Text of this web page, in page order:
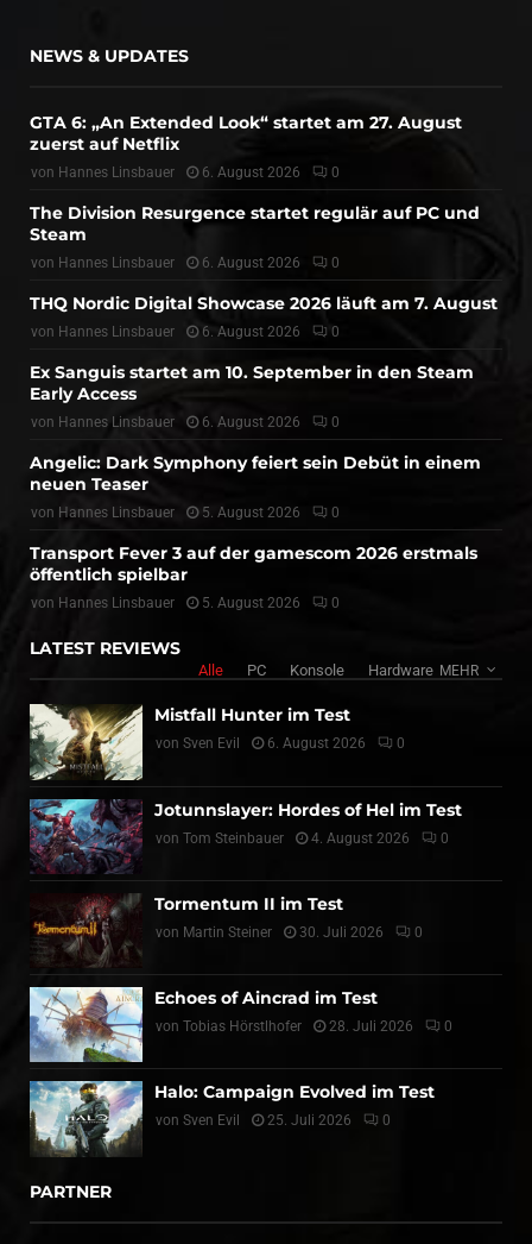
NEWS & UPDATES
GTA 6: „An Extended Look“ startet am 27. August
zuerst auf Netflix
von Hannes Linsbauer 6. August 2026 0
The Division Resurgence startet regulär auf PC und
Steam
von Hannes Linsbauer 6. August 2026 0
THQ Nordic Digital Showcase 2026 läuft am 7. August
von Hannes Linsbauer 6. August 2026 0
Ex Sanguis startet am 10. September in den Steam
Early Access
von Hannes Linsbauer 6. August 2026 0
Angelic: Dark Symphony feiert sein Debüt in einem
neuen Teaser
von Hannes Linsbauer 5. August 2026 0
Transport Fever 3 auf der gamescom 2026 erstmals
öffentlich spielbar
von Hannes Linsbauer 5. August 2026 0
LATEST REVIEWS
Alle PC Konsole Hardware MEHR
Mistfall Hunter im Test
von Sven Evil 6. August 2026 0
Jotunnslayer: Hordes of Hel im Test
von Tom Steinbauer 4. August 2026 0
Tormentum II im Test
von Martin Steiner 30. Juli 2026 0
Echoes of Aincrad im Test
von Tobias Hörstlhofer 28. Juli 2026 0
Halo: Campaign Evolved im Test
von Sven Evil 25. Juli 2026 0
PARTNER